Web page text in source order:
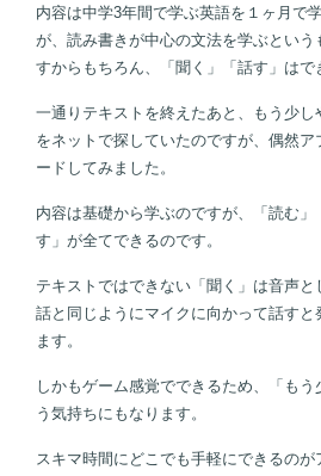
内容は中学3年間で学ぶ英語を１ヶ月で
が、読み書きが中心の文法を学ぶとい
すからもちろん、「聞く」「話す」はで
一通りテキストを終えたあと、もう少し
をネットで探していたのですが、偶然ア
ードしてみました。
内容は基礎から学ぶのですが、「読む
す」が全てできるのです。
テキストではできない「聞く」は音声
話と同じようにマイクに向かって話す
ます。
しかもゲーム感覚でできるため、「も
う気持ちにもなります。
スキマ時間にどこでも手軽にできるの